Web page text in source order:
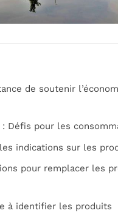
de soutenir
: Défis pour les
indications sur les
pour remplacer les
à identifier les produits